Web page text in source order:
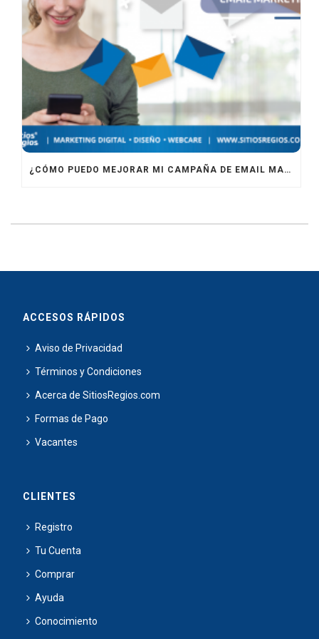
¿CÓMO PUEDO MEJORAR MI CAMPAÑA DE EMAIL MARKETING?
ACCESOS RÁPIDOS
Aviso de Privacidad
Términos y Condiciones
Acerca de SitiosRegios.com
Formas de Pago
Vacantes
CLIENTES
Registro
Tu Cuenta
Comprar
Ayuda
Conocimiento